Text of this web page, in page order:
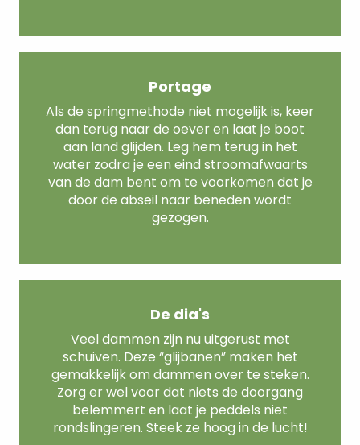
Portage
Als de springmethode niet mogelijk is, keer
dan terug naar de oever en laat je boot
aan land glijden. Leg hem terug in het
water zodra je een eind stroomafwaarts
van de dam bent om te voorkomen dat je
door de abseil naar beneden wordt
gezogen.
De dia's
Veel dammen zijn nu uitgerust met
schuiven. Deze “glijbanen” maken het
gemakkelijk om dammen over te steken.
Zorg er wel voor dat niets de doorgang
belemmert en laat je peddels niet
rondslingeren. Steek ze hoog in de lucht!